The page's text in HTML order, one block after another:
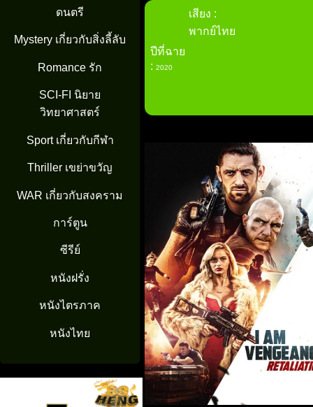
ดนตรี
Mystery เกี่ยวกับสิ่งลี้ลับ
Romance รัก
SCI-FI นิยาย
วิทยาศาสตร์
Sport เกี่ยวกับกีฬา
Thriller เขย่าขวัญ
WAR เกี่ยวกับสงคราม
การ์ตูน
ซีรีย์
หนังฝรั่ง
หนังไตรภาค
หนังไทย
ปีที่ฉาย :2020